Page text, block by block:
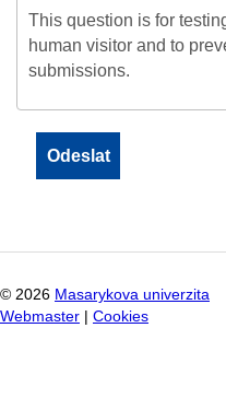
This question is for
human visitor and to
submissions.
© 2026 Masarykova univerzita
Webmaster
Cookies